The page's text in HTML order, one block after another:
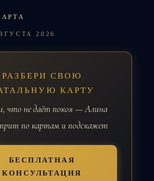
2026
РАЗБЕРИ СВОЮ
КАРТУ
что не даёт покоя — Алина
по картам и подскажет
БЕСПЛАТНАЯ
КОНСУЛЬТАЦИЯ